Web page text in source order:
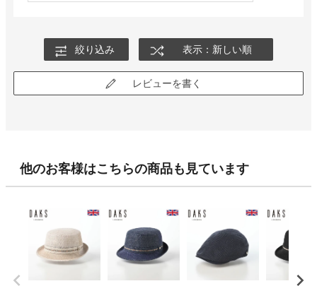
絞り込み 表示：新しい順
レビューを書く
他のお客様はこちらの商品も見ています